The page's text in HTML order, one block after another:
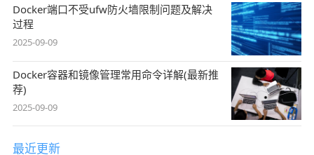
Docker端口不受ufw防火墙限制问题及解决
过程
2025-09-09
Docker容器和镜像管理常用命令详解(最新推
荐)
2025-09-09
最近更新